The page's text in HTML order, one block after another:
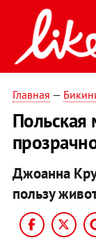
Главная —
Польская
Джоанна
пользу